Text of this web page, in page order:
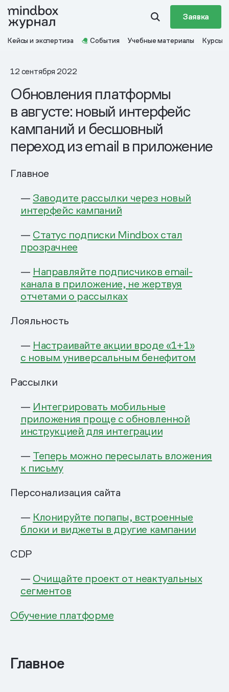
Заявка
Кейсы и экспертиза События Учебные материалы Курсы
12 сентября 2022
Обновления платформы
в августе: новый интерфейс
кампаний и бесшовный
переход из email в приложение
Главное
— Заводите рассылки через новый
интерфейс кампаний
— Статус подписки Mindbox стал
прозрачнее
— Направляйте подписчиков email-
канала в приложение, не жертвуя
отчетами о рассылках
Лояльность
— Настраивайте акции вроде «1+1»
с новым универсальным бенефитом
Рассылки
— Интегрировать мобильные
приложения проще с обновленной
инструкцией для интеграции
— Теперь можно пересылать вложения
к письму
Персонализация сайта
— Клонируйте попапы, встроенные
блоки и виджеты в другие кампании
CDP
— Очищайте проект от неактуальных
сегментов
Обучение платформе
Главное